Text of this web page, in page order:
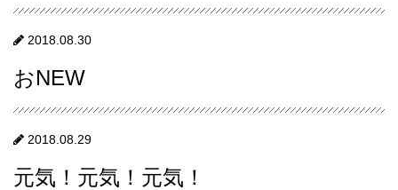
2018.08.30
おNEW
2018.08.29
元気！元気！元気！